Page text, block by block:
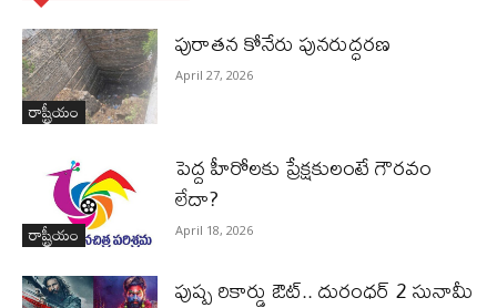
రాష్ట్రీయం
పురాత‌న కోనేరు పున‌రుద్ధ‌ర‌ణ
April 27, 2026
రాష్ట్రీయం
పెద్ద హీరోల‌కు ప్రేక్ష‌కులంటే గౌర‌వం
లేదా?
April 18, 2026
పుష్ప రికార్డు ఔట్‌.. దురంధ‌ర్ 2 సునామీ